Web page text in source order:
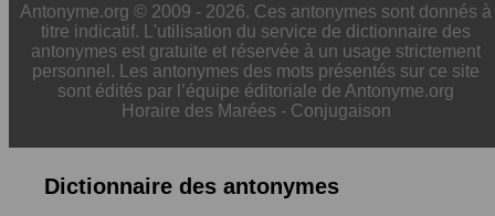
Antonyme.org © 2009 - 2026. Ces antonymes sont donnés à
titre indicatif. L'utilisation du service de dictionnaire des
antonymes est gratuite et réservée à un usage strictement
personnel. Les antonymes des mots présentés sur ce site
sont édités par l’équipe éditoriale de Antonyme.org
Horaire des Marées - Conjugaison
Dictionnaire des antonymes